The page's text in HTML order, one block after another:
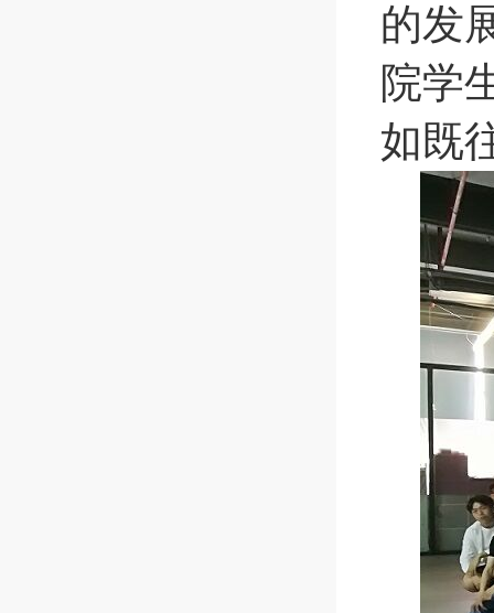
的发
院学
如既